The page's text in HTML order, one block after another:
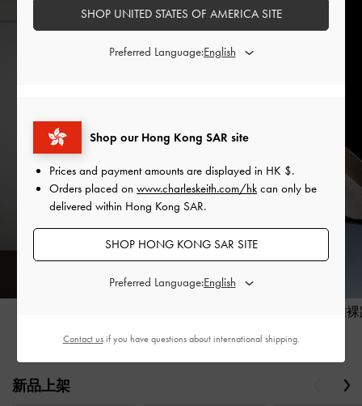
優雅
新品上架 Previous
Shop our Hong Kong SAR site
Prices and payment amounts are displayed in HK $.
Orders placed on www.charleskeith.com/hk can only be
delivered within Hong Kong SAR.
SHOP HONG KONG SAR SITE
Preferred Language:
SHOP UNITED STATES OF AMERICA SITE
Preferred Language:
Contact usif you have questions about international shipping.